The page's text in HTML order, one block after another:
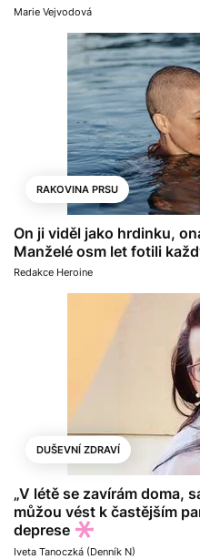
Marie Vejvodová
RAKOVINA PRSU
On ji viděl jako hrdinku,
Manželé osm let fotili
Redakce Heroine
DUŠEVNÍ ZDRAVÍ
„V létě se zavírám doma,
můžou vést k častějším
deprese
Iveta Tanoczká (Denník N)